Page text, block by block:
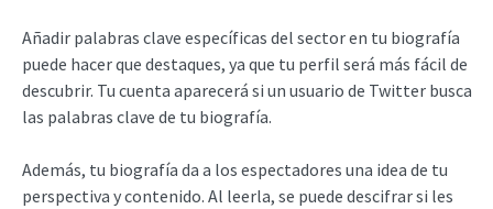
Añadir palabras clave específicas del sector en tu biografía
puede hacer que destaques, ya que tu perfil será más fácil de
descubrir. Tu cuenta aparecerá si un usuario de Twitter busca
las palabras clave de tu biografía.
Además, tu biografía da a los espectadores una idea de tu
perspectiva y contenido. Al leerla, se puede descifrar si les